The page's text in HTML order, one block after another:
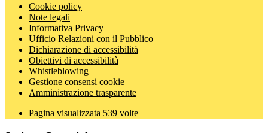
Cookie policy
Note legali
Informativa Privacy
Ufficio Relazioni con il Pubblico
Dichiarazione di accessibilità
Obiettivi di accessibilità
Whistleblowing
Gestione consensi cookie
Amministrazione trasparente
Pagina visualizzata 539 volte